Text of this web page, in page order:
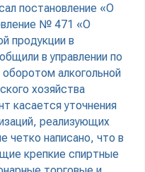
постановление «О
№ 471 «О
продукции в
в управлении по
алкогольной
хозяйства
касается уточнения
реализующих
четко написано, что в
крепкие спиртные